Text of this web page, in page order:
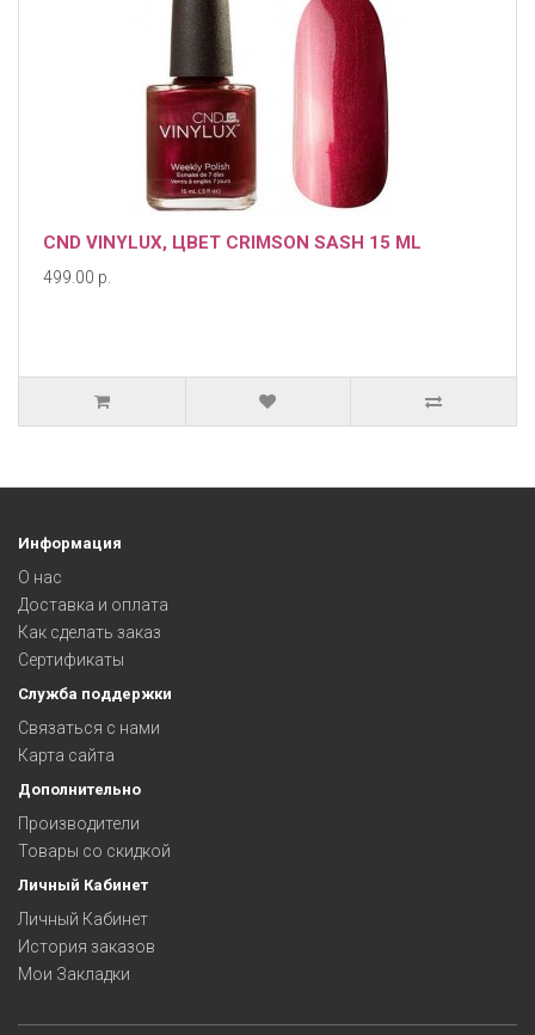
CND VINYLUX, ЦВЕТ CRIMSON SASH 15 ML
499.00 р.
Информация
О нас
Доставка и оплата
Как сделать заказ
Сертификаты
Служба поддержки
Связаться с нами
Карта сайта
Дополнительно
Производители
Товары со скидкой
Личный Кабинет
Личный Кабинет
История заказов
Мои Закладки